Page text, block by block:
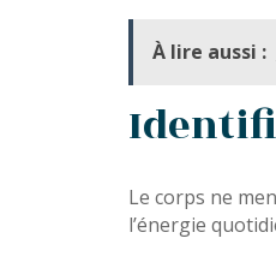
À lire aussi :
Le corps ne
l’énergie